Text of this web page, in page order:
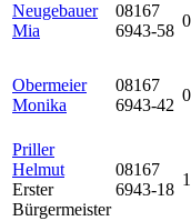
Neugebauer
Mia
08167
6943-58
Obermeier
Monika
08167
6943-42
Priller
Helmut
Erster
Bürgermeister
08167
6943-18